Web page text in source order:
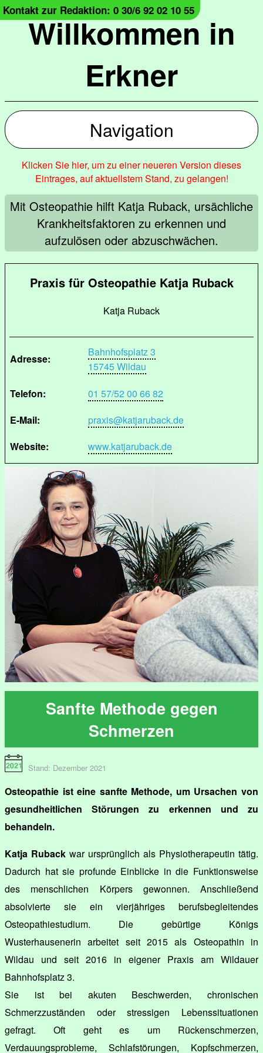
Willkommen in
Erkner
Kontakt zur Redaktion: 0 30/6 92 02 10 55
Navigation
Klicken Sie hier, um zu einer neueren Version dieses
Eintrages, auf aktuellstem Stand, zu gelangen!
Mit Osteopathie hilft Katja Ruback, ursächliche
Krankheitsfaktoren zu erkennen und
aufzulösen oder abzuschwächen.
Praxis für Osteopathie Katja Ruback
Katja Ruback
Adresse:
Bahnhofsplatz 3
15745 Wildau
Telefon:
01 57/52 00 66 82
E-Mail:
praxis@katjaruback.de
Website:
www.katjaruback.de
Sanfte Methode gegen
Schmerzen
Stand: Dezember 2021
Osteopathie ist eine sanfte Methode, um Ursachen von
gesundheitlichen Störungen zu erkennen und zu
behandeln.
Katja Ruback war ursprünglich als Physiotherapeutin tätig.
Dadurch hat sie profunde Einblicke in die Funktionsweise
des menschlichen Körpers gewonnen. Anschließend
absolvierte sie ein vierjähriges berufsbegleitendes
Osteopathiestudium. Die gebürtige Königs
Wusterhausenerin arbeitet seit 2015 als Osteopathin in
Wildau und seit 2016 in eigener Praxis am Wildauer
Bahnhofsplatz 3.
Sie ist bei akuten Beschwerden, chronischen
Schmerzzuständen oder stressigen Lebenssituationen
gefragt. Oft geht es um Rückenschmerzen,
Verdauungsprobleme, Schlafstörungen, Kopfschmerzen,